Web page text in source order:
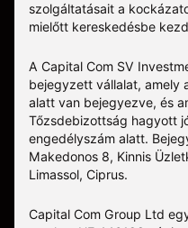
szolgáltatásait a
mielőtt kereskedésbe
A Capital Com SV
bejegyzett vállalat, amely
alatt van bejegyezve, és
Tőzsdebizottság hagyott
engedélyszám alatt.
Makedonos 8, Kinnis
Limassol, Ciprus.
Capital Com Group Ltd